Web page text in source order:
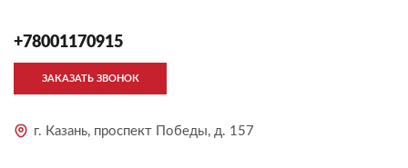
+78001170915
ЗАКАЗАТЬ ЗВОНОК
г. Казань, проспект Победы, д. 157